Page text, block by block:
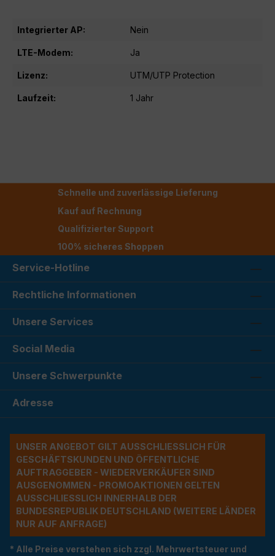
Integrierter AP: Nein
LTE-Modem: Ja
Lizenz: UTM/UTP Protection
Laufzeit: 1 Jahr
Schnelle und zuverlässige Lieferung
Kauf auf Rechnung
Qualifizierter Support
100% sicheres Shoppen
Service-Hotline
Rechtliche Informationen
Unsere Services
Social Media
Unsere Schwerpunkte
Adresse
UNSER ANGEBOT GILT AUSSCHLIESSLICH FÜR G
ESCHÄFTSKUNDEN UND ÖFFENTLICHE A
UFTRAGGEBER - WIEDERVERKÄUFER SIND A
USGENOMMEN - PROMOAKTIONEN GELTEN A
USSCHLIESSLICH INNERHALB DER BU
NDESREPUBLIK DEUTSCHLAND (WEITERE LÄNDER NU
R AUF ANFRAGE)
* Alle Preise verstehen sich zzgl. Mehrwertsteuer und